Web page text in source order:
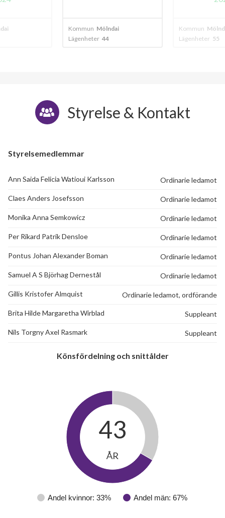
Kommun Mölndal
Lägenheter 44
Kommun
Lägenheter 55
Styrelse & Kontakt
Styrelsemedlemmar
Ann Saida Felicia Watioui Karlsson Ordinarie ledamot
Claes Anders Josefsson Ordinarie ledamot
Monika Anna Semkowicz Ordinarie ledamot
Per Rikard Patrik Densloe Ordinarie ledamot
Pontus Johan Alexander Boman Ordinarie ledamot
Samuel A S Björhag Dernestål Ordinarie ledamot
Gillis Kristofer Almquist Ordinarie ledamot, ordförande
Brita Hilde Margaretha Wirblad Suppleant
Nils Torgny Axel Rasmark Suppleant
Könsfördelning och snittålder
Andel kvinnor: 33% Andel män: 67%
43
ÅR